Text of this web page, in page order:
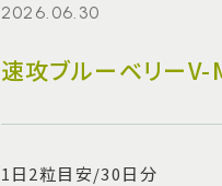
2026.06.30
速攻ブルーベリーV-
1日2粒目安/30日分